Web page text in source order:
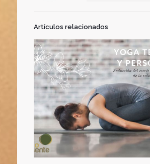
Artículos relacionados